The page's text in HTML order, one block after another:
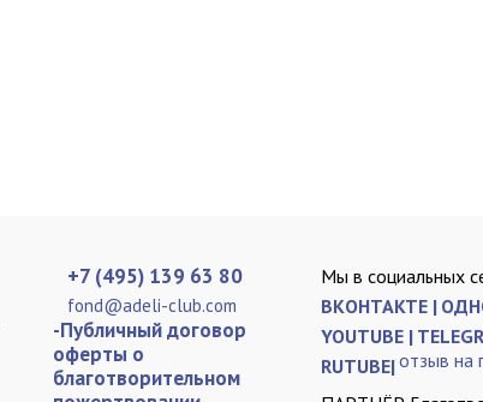
+7 (495) 139 63 80
fond@adeli-club.com
-Публичный договор
оферты о
благотворительном
Мы в социальных
ВКОНТАКТЕ |
YOUTUBE |
RUTUBE|отзыв на